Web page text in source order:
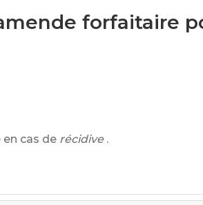
forfaitaire
cas de récidive .